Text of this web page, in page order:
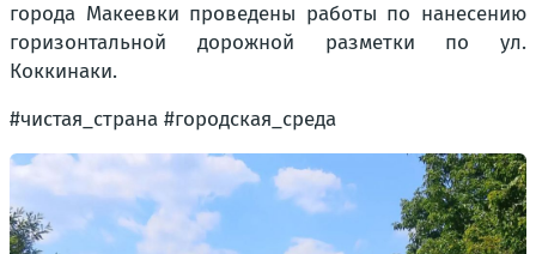
города Макеевки проведены работы по нанесению
горизонтальной дорожной разметки по ул.
Коккинаки.
#чистая_страна #городская_среда